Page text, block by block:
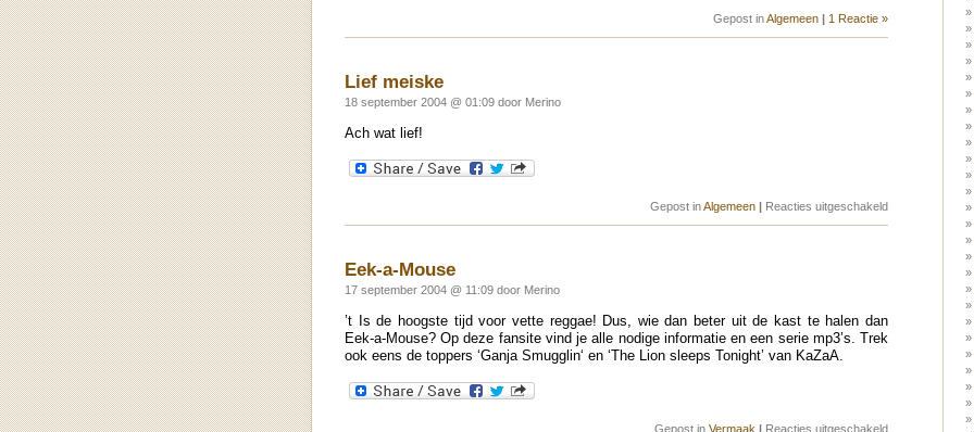
Gepost inAlgemeen | 1 Reactie »
Lief meiske
18 september 2004 @ 01:09 door Merino
Ach wat lief!
Gepost inAlgemeen | Reacties uitgeschakeldvoor
Eek-a-Mouse
17 september 2004 @ 11:09 door Merino
’t Is de hoogste tijd voor vette reggae! Dus, wie dan beter uit de kast te halen dan
Eek-a-Mouse? Op deze fansite vind je alle nodige informatie en een serie mp3’s. Trek
ook eens de toppers ‘Ganja Smugglin‘ en ‘The Lion sleeps Tonight’ van KaZaA.
Gepost in Vermaak | Reacties uitgeschakeldvoor